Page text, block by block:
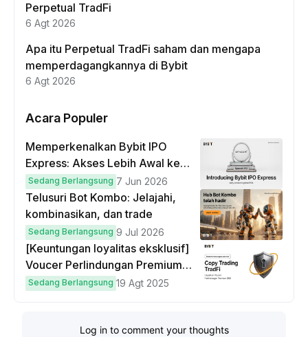
Perpetual TradFi
6 Agt 2026
Apa itu Perpetual TradFi saham dan mengapa
memperdagangkannya di Bybit
6 Agt 2026
Acara Populer
Memperkenalkan Bybit IPO
Express: Akses Lebih Awal ke
IPO Global!
Sedang Berlangsung 7 Jun 2026
Telusuri Bot Kombo: Jelajahi,
kombinasikan, dan trade
Sedang Berlangsung 9 Jul 2026
[Keuntungan loyalitas eksklusif]
Voucer Perlindungan Premium
hingga $50
Sedang Berlangsung 19 Agt 2025
Log in to comment your thoughts